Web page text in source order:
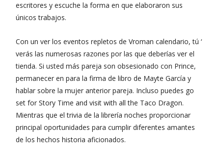
escritores y escuche la forma en que elaboraron sus
únicos trabajos.
Con un ver los eventos repletos de Vroman calendario, tú ‘
verás las numerosas razones por las que deberías ver el
tienda. Si usted más pareja son obsesionado con Prince,
permanecer en para la firma de libro de Mayte García y
hablar sobre la mujer anterior pareja. Incluso puedes go
set for Story Time and visit with all the Taco Dragon.
Mientras que el trivia de la librería noches proporcionar
principal oportunidades para cumplir diferentes amantes
de los hechos historia aficionados.